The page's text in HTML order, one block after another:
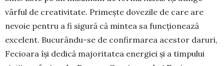
vârful de creativitate. Primește dovezile de care are
nevoie pentru a fi sigură că mintea sa func­ționează
excelent. Bucurându-se de con­firma­rea acestor daruri,
Fecioara își dedică majo­ritatea energiei și a timpului